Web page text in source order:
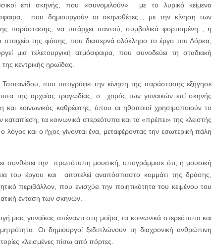
επί σκηνής, που «συνομιλούν» με το λυρικό κείμενο
που δημιουργούν οι σκηνοθέτες , με την κίνηση των
παράστασης, να υπάρχει παντού, συμβολικά φορτισμένη , η
στοιχείο της φύσης, που διαπερνά ολόκληρο το έργο του Λόρκα,
μια τελετουργική ατμόσφαιρα, που συνοδεύει τη σταδιακή
κεντρικής ηρωϊδας.
που υπογράφει την κίνηση της παράστασης εξήγησε
της αρχαίας τραγωδίας, ο χορός των γυναικών επί σκηνής
και κοινωνικός καθρέφτης, όπου οι ηθοποιοί χρησιμοποιούν το
τα κοινωνικά στερεότυπα και τα «πρέπει» της κλειστής
και ο ήχος γίνονται ένα, μεταφέροντας την εσωτερική πάλη
συνθέσει την πρωτότυπη μουσική, υπογράμμισε ότι, η μουσική
του έργου και αποτελεί αναπόσπαστο κομμάτι της δράσης,
περιβάλλον, που ενισχύει την ποιητικότητα του κειμένου του
ένταση των σκηνών.
μιας γυναίκας απέναντι στη μοίρα, τα κοινωνικά στερεότυπα και
Οι δημιουργοί ξεδιπλώνουν τη διαχρονική ανθρώπινη
κλεισμένες πίσω από πόρτες.